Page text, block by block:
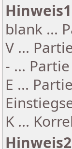
Hinweis1
blank ...
V ...
- ...
E ...
K ...
Hinweis2